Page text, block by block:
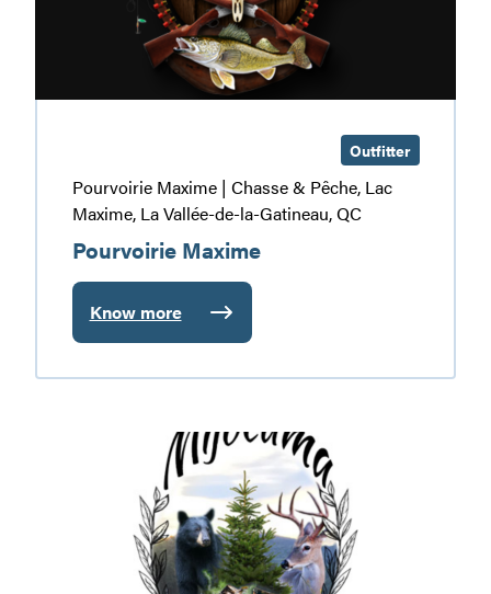
Outfitter
Pourvoirie Maxime | Chasse & Pêche, Lac
Maxime, La Vallée-de-la-Gatineau, QC
Pourvoirie Maxime
Know more
:
Pourvoirie
Maxime